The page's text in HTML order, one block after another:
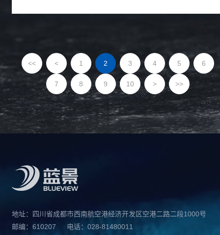
<< < 1 2 3 4 5 6
7 8 9 10 > >>
地址：四川省成都市西南航空港经济开发区空港二路二段1000号
邮编：610207
电话：028-81480011